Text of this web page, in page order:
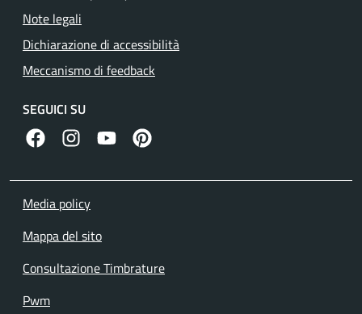
Note legali
Dichiarazione di accessibilità
Meccanismo di feedback
SEGUICI SU
facebook instagramcanale youtube
pinterest
Media policy
Mappa del sito
Consultazione Timbrature
Pwm